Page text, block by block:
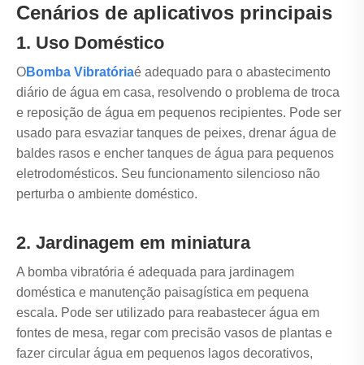
Cenários de aplicativos principais
1. Uso Doméstico
OBomba Vibratóriaé adequado para o abastecimento
diário de água em casa, resolvendo o problema de troca
e reposição de água em pequenos recipientes. Pode ser
usado para esvaziar tanques de peixes, drenar água de
baldes rasos e encher tanques de água para pequenos
eletrodomésticos. Seu funcionamento silencioso não
perturba o ambiente doméstico.
2. Jardinagem em miniatura
A bomba vibratória é adequada para jardinagem
doméstica e manutenção paisagística em pequena
escala. Pode ser utilizado para reabastecer água em
fontes de mesa, regar com precisão vasos de plantas e
fazer circular água em pequenos lagos decorativos,